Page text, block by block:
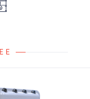
в прямом